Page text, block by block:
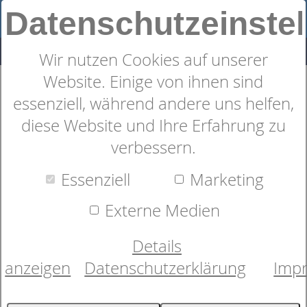
Wir nutzen Cookies auf unserer
Website. Einige von ihnen sind
essenziell, während andere uns helfen,
diese Website und Ihre Erfahrung zu
verbessern.
Essenziell
Marketing
Externe Medien
Details
anzeigen
Datenschutzerklärung
estra weiches Hadntuch der
Serie Noblesse2 von Cawö